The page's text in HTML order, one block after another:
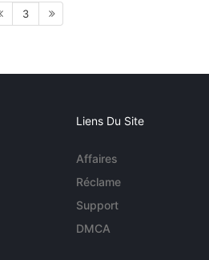
3
Liens Du Site
Affaires
Réclame
Support
DMCA